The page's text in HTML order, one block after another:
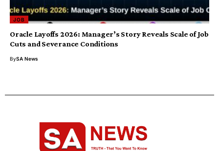
JOB
Oracle Layoffs 2026: Manager’s Story Reveals Scale of Job
Cuts and Severance Conditions
BySA News